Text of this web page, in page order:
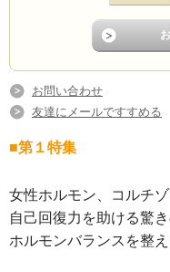
お問い合わせ
友達にメールですすめる
■第１特集
女性ホルモン、コルチ
自己回復力を助ける驚
ホルモンバランスを整え